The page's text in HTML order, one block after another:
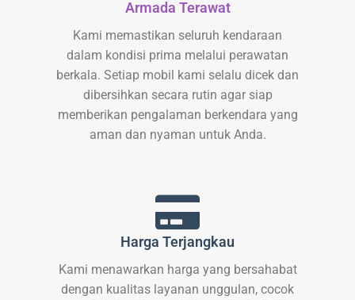
Armada Terawat
Kami memastikan seluruh kendaraan
dalam kondisi prima melalui perawatan
berkala. Setiap mobil kami selalu dicek dan
dibersihkan secara rutin agar siap
memberikan pengalaman berkendara yang
aman dan nyaman untuk Anda.
Harga Terjangkau
Kami menawarkan harga yang bersahabat
dengan kualitas layanan unggulan, cocok